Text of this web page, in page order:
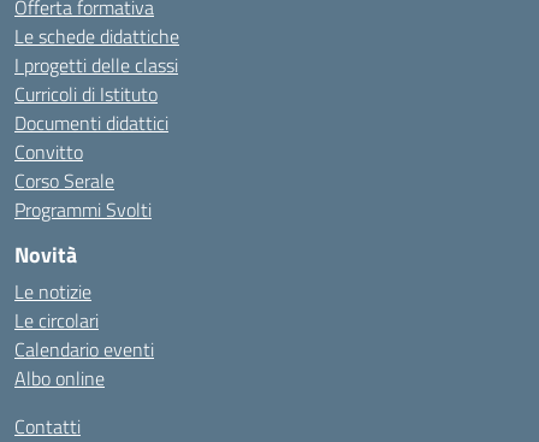
Offerta formativa
Le schede didattiche
I progetti delle classi
Curricoli di Istituto
Documenti didattici
Convitto
Corso Serale
Programmi Svolti
Novità
Le notizie
Le circolari
Calendario eventi
Albo online
Contatti